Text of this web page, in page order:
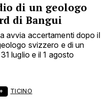
di un geologo
di Bangui
avvia accertamenti dopo il
svizzero e di un
luglio e il 1 agosto
TICINO